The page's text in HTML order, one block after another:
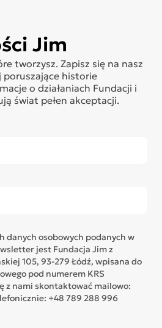
Jim
tworzysz. Zapisz się na nasz
historie
o działaniach Fundacji i
świat pełen akceptacji.
danych osobowych podanych w
jest Fundacja Jim z
105, 93-279 Łódź, wpisana do
pod numerem KRS
z nami skontaktować mailowo:
+48 789 288 996